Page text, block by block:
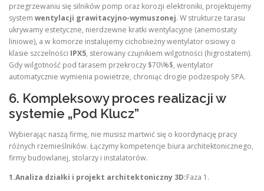
przegrzewaniu się silników pomp oraz korozji elektroniki, projektujemy
system wentylacji grawitacyjno-wymuszonej. W strukturze tarasu
ukrywamy estetyczne, nierdzewne kratki wentylacyjne (anemostaty
liniowe), a w komorze instalujemy cichobieżny wentylator osiowy o
klasie szczelności IPX5, sterowany czujnikiem wilgotności (higrostatem).
Gdy wilgotność pod tarasem przekroczy $70\%$, wentylator
automatycznie wymienia powietrze, chroniąc drogie podzespoły SPA.
6. Kompleksowy proces realizacji w
systemie „Pod Klucz”
Wybierając naszą firmę, nie musisz martwić się o koordynację pracy
różnych rzemieślników. Łączymy kompetencje biura architektonicznego,
firmy budowlanej, stolarzy i instalatorów.
1.Analiza działki i projekt architektoniczny 3D:Faza 1.